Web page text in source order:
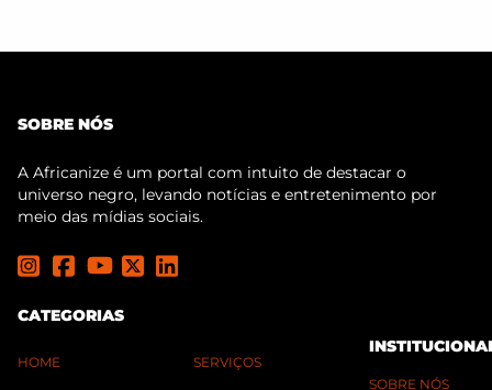
SOBRE NÓS
A Africanize é um portal com intuito de destacar o
universo negro, levando notícias e entretenimento por
meio das mídias sociais.
CATEGORIAS
HOME SERVIÇOS
SOBRE NÓS